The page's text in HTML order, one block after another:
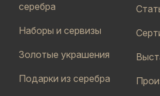
серебра
Наборы и сервизы
Золотые украшения
Подарки из серебра